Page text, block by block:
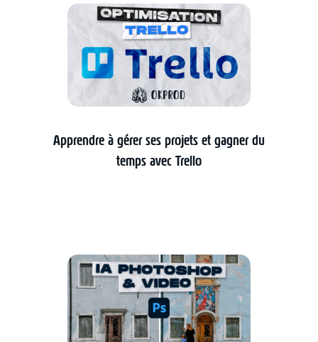
Apprendre à gérer ses projets et gagner du
temps avec Trello